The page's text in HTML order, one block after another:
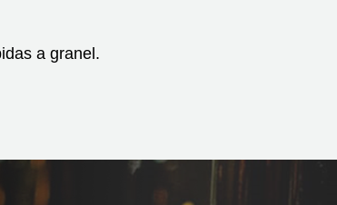
a granel.